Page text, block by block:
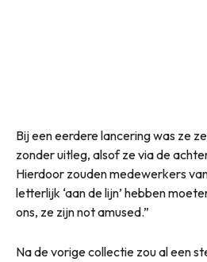
Bij een eerdere lancering was ze
zonder uitleg, alsof ze via de
Hierdoor zouden medewerkers
letterlijk ‘aan de lijn’ hebben
ons, ze zijn not amused.”
Na de vorige collectie zou al een